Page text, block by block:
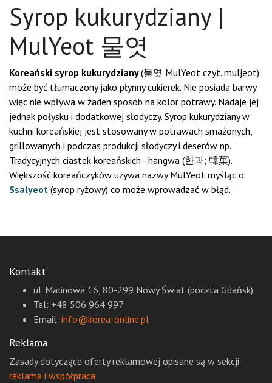
Syrop kukurydziany |
MulYeot 물엿
Koreański syrop kukurydziany(물엿 MulYeot czyt. muljeot)
może być tłumaczony jako płynny cukierek. Nie posiada barwy
więc nie wpływa w żaden sposób na kolor potrawy. Nadaje jej
jednak połysku i dodatkowej słodyczy. Syrop kukurydziany w
kuchni koreańskiej jest stosowany w potrawach smażonych,
grillowanych i podczas produkcji słodyczy i deserów np.
Tradycyjnych ciastek koreańskich - hangwa (한과; 韓菓).
Większość koreańczyków używa nazwyMulYeot myśląc o
Ssalyeot (syrop ryżowy) co może wprowadzać w błąd.
Kontakt
ul. Malinowa 16, 80-299 Nowy Świat (poczta Gdańsk)
Tel: +48 506 964 997
Email: info@korea-online.pl
Reklama
Zasady dotyczące oferty reklamowej opisane są w sekcji
reklama i współpraca